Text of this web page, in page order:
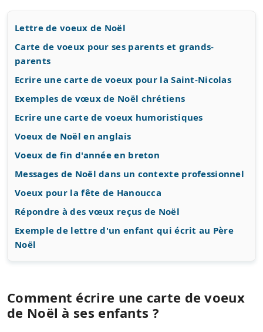
Lettre de voeux de Noël
Carte de voeux pour ses parents et grands-
parents
Ecrire une carte de voeux pour la Saint-Nicolas
Exemples de vœux de Noël chrétiens
Ecrire une carte de voeux humoristiques
Voeux de Noël en anglais
Voeux de fin d'année en breton
Messages de Noël dans un contexte professionnel
Voeux pour la fête de Hanoucca
Répondre à des vœux reçus de Noël
Exemple de lettre d'un enfant qui écrit au Père
Noël
Comment écrire une carte de voeux
de Noël à ses enfants ?